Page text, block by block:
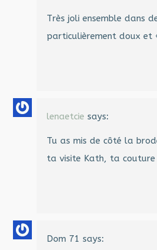
Très joli ensemble dans
particulièrement doux et
lenaetcie says:
Tu as mis de côté la
ta visite Kath, ta couture
Dom 71 says: